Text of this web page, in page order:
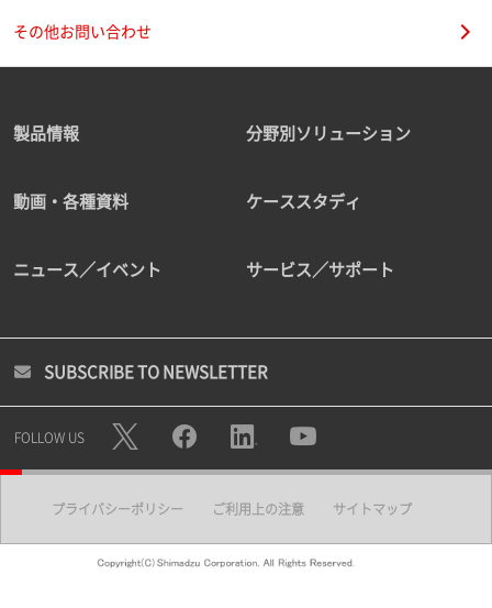
その他お問い合わせ
製品情報 分野別ソリューション
動画・各種資料 ケーススタディ
ニュース／イベント サービス／サポート
SUBSCRIBE TO NEWSLETTER
FOLLOW US
プライバシーポリシー ご利用上の注意 サイトマップ